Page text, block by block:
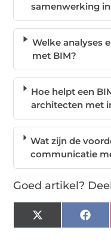
samenwerking
Welke analyses
met BIM?
Hoe helpt een
architecten met
Wat zijn de
communicatie
Goed artikel?
X
(Twitter)